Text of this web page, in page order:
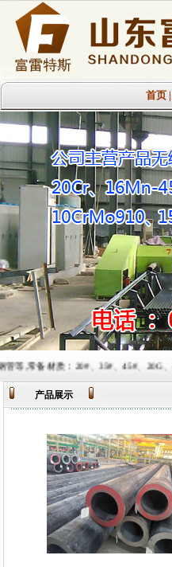
首页 |
备材质：20#、35#、45#、20G
产品展示